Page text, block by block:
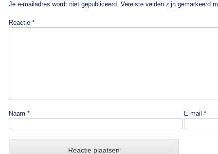
Je e-mailadres wordt niet gepubliceerd. Vereiste velden zijn gemarkeerd
Reactie *
Naam * E-mail *